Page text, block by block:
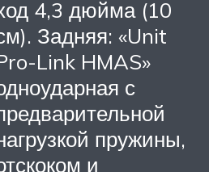
4,3 дюйма (10
Задняя: «Unit
Link HMAS»
с
пружины,
и